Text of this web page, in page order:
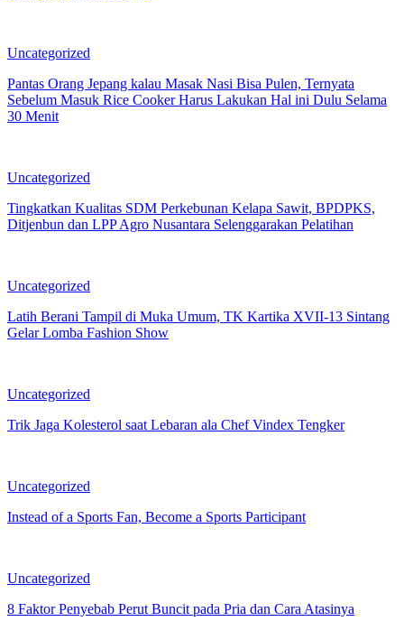
Uncategorized
Pantas Orang Jepang kalau Masak Nasi Bisa Pulen, Ternyata
Sebelum Masuk Rice Cooker Harus Lakukan Hal ini Dulu Selama
30 Menit
Uncategorized
Tingkatkan Kualitas SDM Perkebunan Kelapa Sawit, BPDPKS,
Ditjenbun dan LPP Agro Nusantara Selenggarakan Pelatihan
Uncategorized
Latih Berani Tampil di Muka Umum, TK Kartika XVII-13 Sintang
Gelar Lomba Fashion Show
Uncategorized
Trik Jaga Kolesterol saat Lebaran ala Chef Vindex Tengker
Uncategorized
Instead of a Sports Fan, Become a Sports Participant
Uncategorized
8 Faktor Penyebab Perut Buncit pada Pria dan Cara Atasinya